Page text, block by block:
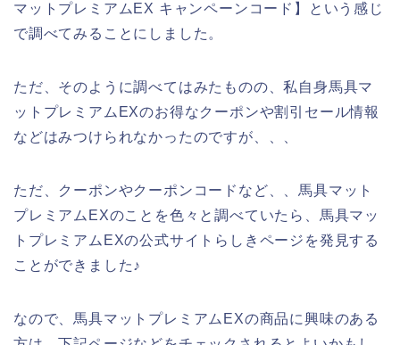
マットプレミアムEX キャンペーンコード】という感じ
で調べてみることにしました。
ただ、そのように調べてはみたものの、私自身馬具マ
ットプレミアムEXのお得なクーポンや割引セール情報
などはみつけられなかったのですが、、、
ただ、クーポンやクーポンコードなど、、馬具マット
プレミアムEXのことを色々と調べていたら、馬具マッ
トプレミアムEXの公式サイトらしきページを発見する
ことができました♪
なので、馬具マットプレミアムEXの商品に興味のある